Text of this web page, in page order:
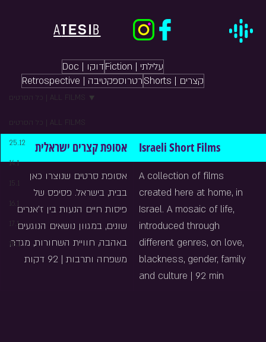
ATES B
כל הסרטים | ALL FILMS
25.12
14.1
15.1
16.1
17.1
18.1
כל הסרטים | ALL FILMS
אסופת קצרים ישראלית Israeli Short Films
אסופת סרטים שנוצרו כאן
בבית, בישראל. פסיפס של
פיסות חיים הנעות בין ז'אנרים
שונים, במגוון נושאים הנוגעים
באהבה, חוויית השחורות, מגדר,
משפחה ותרבות | 92 דקות
A collection of films
created here at home, in
Israel. A mosaic of life,
introduced through
different genres, on love,
blackness, gender, family
and culture | 92 min
Doc | דוקו
Fiction | עלילתי
Retrospective | רטרוספקטיבה
Shorts | קצרים